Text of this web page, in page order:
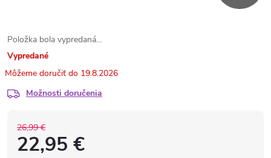
Položka bola vypredaná…
Vypredané
19.8.2026
Možnosti doručenia
26,99 €
22,95 €